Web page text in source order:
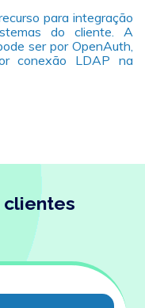
para integração
do cliente. A
ser por OpenAuth,
conexão LDAP na
clientes